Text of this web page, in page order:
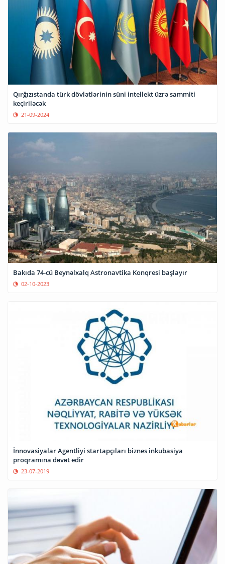
Qırğızıstanda türk dövlətlərinin süni intellekt üzrə sammiti
keçiriləcək
21-09-2024
Bakıda 74-cü Beynəlxalq Astronavtika Konqresi başlayır
02-10-2023
İnnovasiyalar Agentliyi startapçıları biznes inkubasiya
proqramına dəvət edir
23-07-2019